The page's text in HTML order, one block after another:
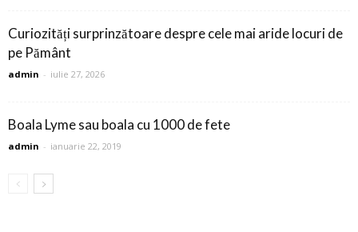
Curiozități surprinzătoare despre cele mai aride locuri de
pe Pământ
admin - iulie 27, 2026
Boala Lyme sau boala cu 1000 de fete
admin - ianuarie 22, 2019